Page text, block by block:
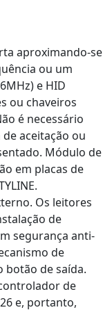
aproximando-se
ou um
e HID
ou chaveiros
é necessário
aceitação ou
Módulo de
em placas de
Os leitores
de
segurança anti-
de
botão de saída.
de
e, portanto,